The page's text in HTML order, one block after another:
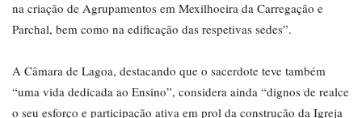
na criação de Agrupamentos em Mexilhoeira da Carregação e
Parchal, bem como na edificação das respetivas sedes”.
A Câmara de Lagoa, destacando que o sacerdote teve também
“uma vida dedicada ao Ensino”, considera ainda “dignos de realce
o seu esforço e participação ativa em prol da construção da Igreja